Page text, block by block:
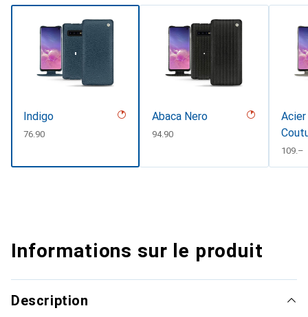
Indigo
CHF
76.90
Abaca Nero
CHF
94.90
CHF
109.–
Informations sur le produit
Description